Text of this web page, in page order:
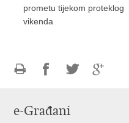
prometu tijekom proteklog
vikenda
FacebookuTwitteru
e-Građani